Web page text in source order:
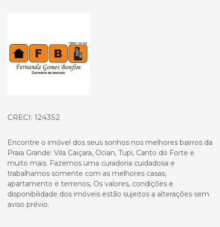
CRECI: 124352
Encontre o imóvel dos seus sonhos nos melhores bairros da
Praia Grande: Vila Caiçara, Ocian, Tupi, Canto do Forte e
muito mais. Fazemos uma curadoria cuidadosa e
trabalhamos somente com as melhores casas,
apartamento e terrenos, Os valores, condições e
disponibilidade dos imóveis estão sujeitos a alterações sem
aviso prévio.